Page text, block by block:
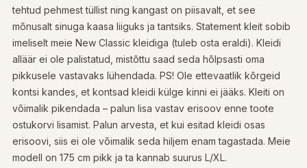
tehtud pehmest tüllist ning kangast on piisavalt, et see
mõnusalt sinuga kaasa liiguks ja tantsiks. Statement kleit sobib
imeliselt meie New Classic kleidiga (tuleb osta eraldi). Kleidi
alläär ei ole palistatud, mistõttu saad seda hõlpsasti oma
pikkusele vastavaks lühendada. PS! Ole ettevaatlik kõrgeid
kontsi kandes, et kontsad kleidi külge kinni ei jääks. Kleiti on
võimalik pikendada – palun lisa vastav erisoov enne toote
ostukorvi lisamist. Palun arvesta, et kui esitad kleidi osas
erisoovi, siis ei ole võimalik seda hiljem enam tagastada. Meie
modell on 175 cm pikk ja ta kannab suurus L/XL.